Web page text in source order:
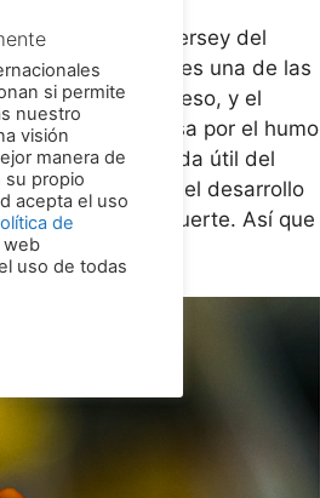
de las vacas Jersey del
vaca lechera es una de las
ahumado al queso, y el
Un queso pasa por el humo
aumenta la vida útil del
infernal . Durante el desarrollo
demasiado fuerte. Así que